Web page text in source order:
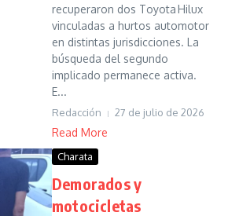
recuperaron dos Toyota Hilux
vinculadas a hurtos automotor
en distintas jurisdicciones. La
búsqueda del segundo
implicado permanece activa.
E...
Redacción 27 de julio de 2026
Read More
Charata
Demorados y
motocicletas